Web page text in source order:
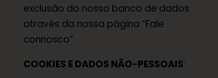
exclusão do nosso banco de dados
através da nossa página “Fale
connosco”.
COOKIES E DADOS NÃO-PESSOAIS: